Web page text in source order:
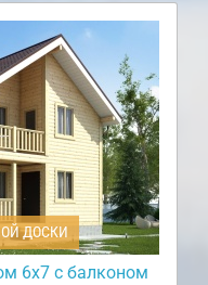
ДОСКИ
6х7 с балконом